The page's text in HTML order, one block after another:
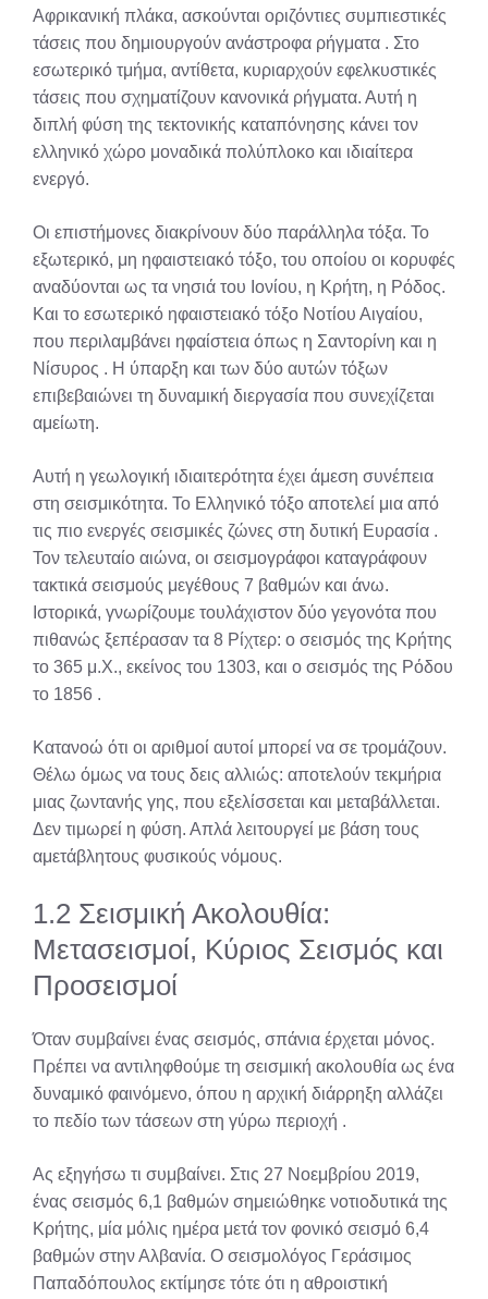
Αφρικανική πλάκα, ασκούνται οριζόντιες συμπιεστικές
τάσεις που δημιουργούν ανάστροφα ρήγματα . Στο
εσωτερικό τμήμα, αντίθετα, κυριαρχούν εφελκυστικές
τάσεις που σχηματίζουν κανονικά ρήγματα. Αυτή η
διπλή φύση της τεκτονικής καταπόνησης κάνει τον
ελληνικό χώρο μοναδικά πολύπλοκο και ιδιαίτερα
ενεργό.
Οι επιστήμονες διακρίνουν δύο παράλληλα τόξα. Το
εξωτερικό, μη ηφαιστειακό τόξο, του οποίου οι κορυφές
αναδύονται ως τα νησιά του Ιονίου, η Κρήτη, η Ρόδος.
Και το εσωτερικό ηφαιστειακό τόξο Νοτίου Αιγαίου,
που περιλαμβάνει ηφαίστεια όπως η Σαντορίνη και η
Νίσυρος . Η ύπαρξη και των δύο αυτών τόξων
επιβεβαιώνει τη δυναμική διεργασία που συνεχίζεται
αμείωτη.
Αυτή η γεωλογική ιδιαιτερότητα έχει άμεση συνέπεια
στη σεισμικότητα. Το Ελληνικό τόξο αποτελεί μια από
τις πιο ενεργές σεισμικές ζώνες στη δυτική Ευρασία .
Τον τελευταίο αιώνα, οι σεισμογράφοι καταγράφουν
τακτικά σεισμούς μεγέθους 7 βαθμών και άνω.
Ιστορικά, γνωρίζουμε τουλάχιστον δύο γεγονότα που
πιθανώς ξεπέρασαν τα 8 Ρίχτερ: ο σεισμός της Κρήτης
το 365 μ.Χ., εκείνος του 1303, και ο σεισμός της Ρόδου
το 1856 .
Κατανοώ ότι οι αριθμοί αυτοί μπορεί να σε τρομάζουν.
Θέλω όμως να τους δεις αλλιώς: αποτελούν τεκμήρια
μιας ζωντανής γης, που εξελίσσεται και μεταβάλλεται.
Δεν τιμωρεί η φύση. Απλά λειτουργεί με βάση τους
αμετάβλητους φυσικούς νόμους.
1.2 Σεισμική Ακολουθία:
Μετασεισμοί, Κύριος Σεισμός και
Προσεισμοί
Όταν συμβαίνει ένας σεισμός, σπάνια έρχεται μόνος.
Πρέπει να αντιληφθούμε τη σεισμική ακολουθία ως ένα
δυναμικό φαινόμενο, όπου η αρχική διάρρηξη αλλάζει
το πεδίο των τάσεων στη γύρω περιοχή .
Ας εξηγήσω τι συμβαίνει. Στις 27 Νοεμβρίου 2019,
ένας σεισμός 6,1 βαθμών σημειώθηκε νοτιοδυτικά της
Κρήτης, μία μόλις ημέρα μετά τον φονικό σεισμό 6,4
βαθμών στην Αλβανία. Ο σεισμολόγος Γεράσιμος
Παπαδόπουλος εκτίμησε τότε ότι η αθροιστική